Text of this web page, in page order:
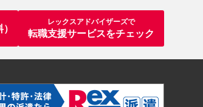
レックスアドバイザーズで
転職支援サービスをチェック